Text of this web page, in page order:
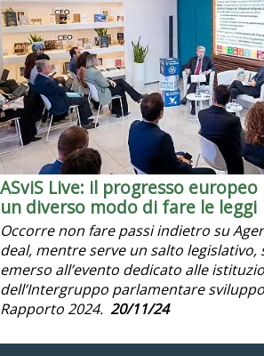
ASviS Live: il progresso
un diverso modo di fare le leggi
Occorre non fare passi indietro su
deal, mentre serve un salto
emerso all’evento dedicato alle
dell’Intergruppo parlamentare
Rapporto 2024. 20/11/24